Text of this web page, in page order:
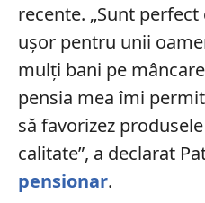
recente. „Sunt
ușor pentru unii
mulți bani pe
pensia mea îmi
să favorizez
calitate”, a declarat
pensionar.